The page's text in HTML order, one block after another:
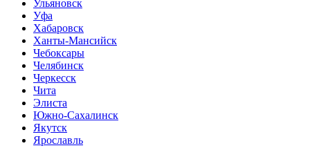
Ульяновск
Уфа
Хабаровск
Ханты-Мансийск
Чебоксары
Челябинск
Черкесск
Чита
Элиста
Южно-Сахалинск
Якутск
Ярославль